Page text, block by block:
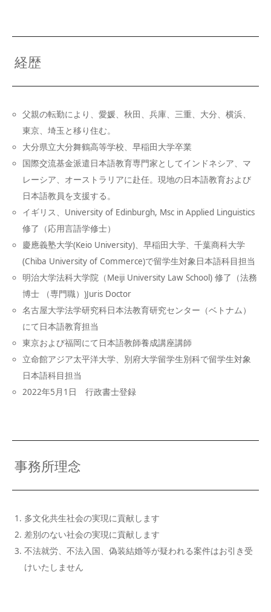
経歴
父親の転勤により、愛媛、秋田、兵庫、三重、大分、横浜、
東京、埼玉と移り住む。
大分県立大分舞鶴高等学校、早稲田大学卒業
国際交流基金派遣日本語教育専門家としてインドネシア、マ
レーシア、オーストラリアに赴任。現地の日本語教育および
日本語教員を支援する。
イギリス、University of Edinburgh, Msc in Applied Linguistics
修了（応用言語学修士）
慶應義塾大学(Keio University)、早稲田大学、千葉商科大学
(Chiba University of Commerce)で留学生対象日本語科目担当
明治大学法科大学院（Meiji University Law School) 修了（法務
博士 （専門職）)Juris Doctor
名古屋大学法学研究科日本法教育研究センター（ベトナム）
にて日本語教育担当
東京および福岡にて日本語教師養成講座講師
立命館アジア太平洋大学、別府大学留学生別科で留学生対象
日本語科目担当
2022年5月1日 行政書士登録
事務所理念
多文化共生社会の実現に貢献します
差別のない社会の実現に貢献します
不法就労、不法入国、偽装結婚等が疑われる案件はお引き受
けいたしません